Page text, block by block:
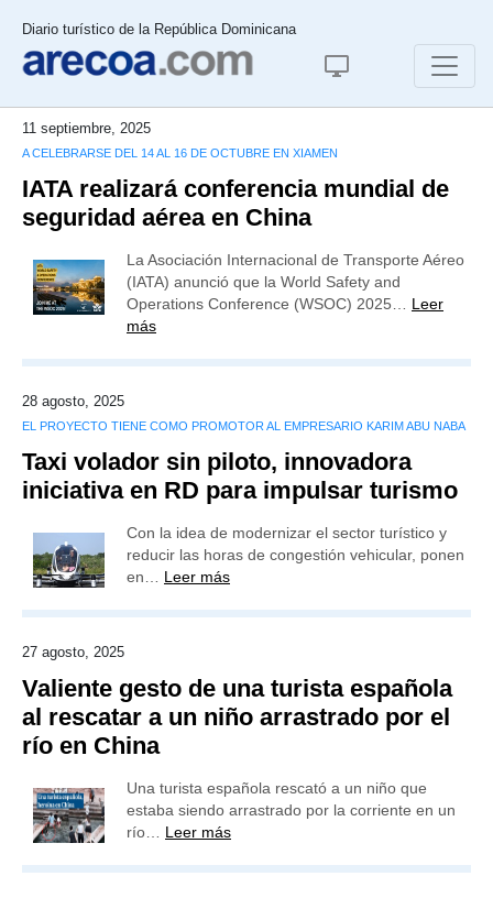
Diario turístico de la República Dominicana
11 septiembre, 2025
A CELEBRARSE DEL 14 AL 16 DE OCTUBRE EN XIAMEN
IATA realizará conferencia mundial de
seguridad aérea en China
La Asociación Internacional de Transporte Aéreo
(IATA) anunció que la World Safety and
Operations Conference (WSOC) 2025… Leer
más
28 agosto, 2025
EL PROYECTO TIENE COMO PROMOTOR AL EMPRESARIO KARIM ABU NABA
Taxi volador sin piloto, innovadora
iniciativa en RD para impulsar turismo
Con la idea de modernizar el sector turístico y
reducir las horas de congestión vehicular, ponen
en… Leer más
27 agosto, 2025
Valiente gesto de una turista española
al rescatar a un niño arrastrado por el
río en China
Una turista española rescató a un niño que
estaba siendo arrastrado por la corriente en un
río… Leer más